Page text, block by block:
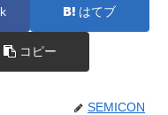
はてブ
コピー
SEMICON